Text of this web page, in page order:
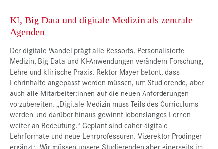
KI, Big Data und digitale Medizin als zentrale
Agenden
Der digitale Wandel prägt alle Ressorts. Personalisierte
Medizin, Big Data und KI-Anwendungen verändern Forschung,
Lehre und klinische Praxis. Rektor Mayer betont, dass
Lehrinhalte angepasst werden müssen, um Studierende, aber
auch alle Mitarbeiter:innen auf die neuen Anforderungen
vorzubereiten. „Digitale Medizin muss Teils des Curriculums
werden und darüber hinaus gewinnt lebenslanges Lernen
weiter an Bedeutung.“ Geplant sind daher digitale
Lehrformate und neue Lehrprofessuren. Vizerektor Prodinger
ergänzt: „Wir müssen unsere Studierenden aber einerseits im